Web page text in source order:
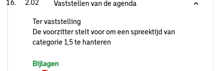
2.02 Vaststellen van de agenda
Ter vaststelling
De voorzitter stelt voor om een spreektijd van
categorie 1,5 te hanteren
Bijlagen